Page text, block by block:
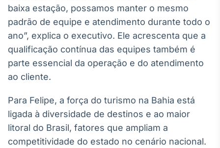
Gestão de
Investimentos
Tokenização
de ativos
Em breve
baixa estação, possamos manter o mesmo
padrão de equipe e atendimento durante todo o
ano”, explica o executivo. Ele acrescenta que a
qualificação contínua das equipes também é
parte essencial da operação e do atendimento
ao cliente.
Para Felipe, a força do turismo na Bahia está
ligada à diversidade de destinos e ao maior
litoral do Brasil, fatores que ampliam a
competitividade do estado no cenário nacional.